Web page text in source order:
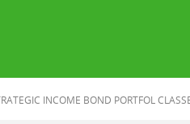
INCOME BOND PORTFOL